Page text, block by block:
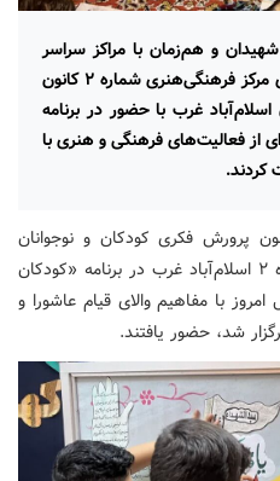
و هم‌زمان با مراکز سراسر
استان کرمانشاه، جمعی از اعضای مرکز فرهنگی‌هنری شماره ۲ کانون
غرب با حضور در برنامه
از فعالیت‌های فرهنگی و هنری با
کردند.
پرورش فکری کودکان و نوجوانان
استان کرمانشاه، اعضای مرکز شماره ۲ اسلام‌آباد غرب در برنامه «کودکان
با مفاهیم والای قیام عاشورا و
شد، حضور یافتند.